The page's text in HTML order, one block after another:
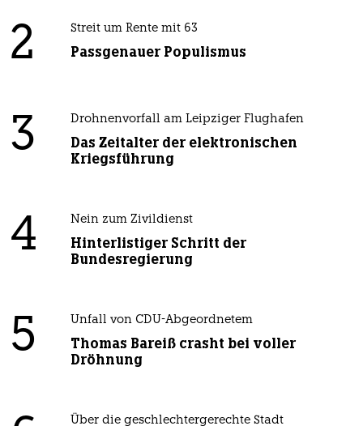
2 Streit um Rente mit 63
Passgenauer Populismus
3 Drohnenvorfall am Leipziger Flughafen
Das Zeitalter der elektronischen
Kriegsführung
4 Nein zum Zivildienst
Hinterlistiger Schritt der
Bundesregierung
5 Unfall von CDU-Abgeordnetem
Thomas Bareiß crasht bei voller
Dröhnung
Über die geschlechtergerechte Stadt